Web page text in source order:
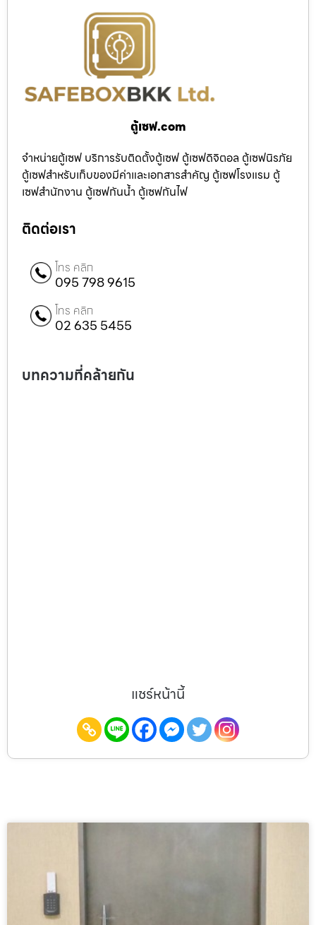
ตู้เซฟ.com
จำหน่ายตู้เซฟ บริการรับติดตั้งตู้เซฟ ตู้เซฟดิจิตอล ตู้เซฟนิรภัย
ตู้เซฟสำหรับเก็บของมีค่าและเอกสารสำคัญ ตู้เซฟโรงแรม ตู้
เซฟสำนักงาน ตู้เซฟกันน้ำ ตู้เซฟกันไฟ
ติดต่อเรา
โทร คลิก
095 798 9615
โทร คลิก
02 635 5455
บทความที่คล้ายกัน
แชร์หน้านี้